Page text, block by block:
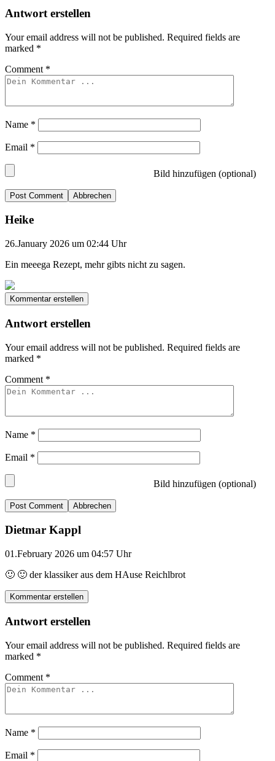
Antwort erstellen
Your email address will not be published. Required fields are
marked *
Comment *
Name *
Email *
Bild hinzufügen (optional)
Abbrechen
Heike
26.January 2026 um 02:44 Uhr
Ein meeega Rezept, mehr gibts nicht zu sagen.
Kommentar erstellen
Antwort erstellen
Your email address will not be published. Required fields are
marked *
Comment *
Name *
Email *
Bild hinzufügen (optional)
Abbrechen
Dietmar Kappl
01.February 2026 um 04:57 Uhr
🙂 🙂 der klassiker aus dem HAuse Reichlbrot
Kommentar erstellen
Antwort erstellen
Your email address will not be published. Required fields are
marked *
Comment *
Name *
Email *